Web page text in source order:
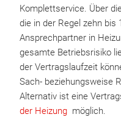
Komplettservice. Über
die in der Regel zehn
Ansprechpartner in
gesamte Betriebsrisiko
der Vertragslaufzeit
Sach- beziehungsweise
Alternativ ist eine
der Heizung möglich.